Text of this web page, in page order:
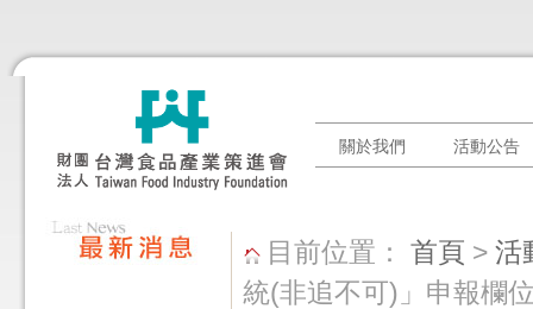
關於我們 活動公告
目前位置：首頁 >活
統(非追不可)」申報欄